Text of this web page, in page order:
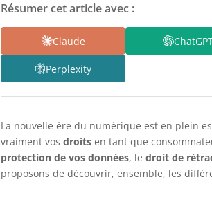
Résumer cet article avec :
Claude
Perplexity
La nouvelle ère du numérique est en plein
vraiment vosdroits en tant que
protection de vos données, ledroit de
proposons de découvrir, ensemble, les